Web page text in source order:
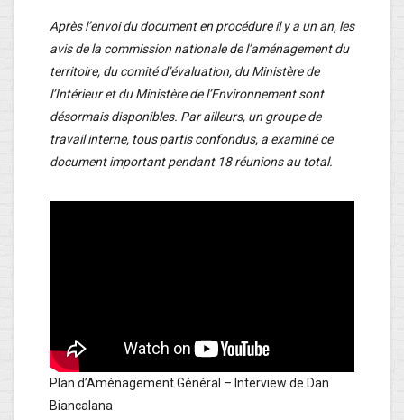
Après l’envoi du document en procédure il y a un an, les
avis de la commission nationale de l’aménagement du
territoire, du comité d’évaluation, du Ministère de
l’Intérieur et du Ministère de l’Environnement sont
désormais disponibles. Par ailleurs, un groupe de
travail interne, tous partis confondus, a examiné ce
document important pendant 18 réunions au total.
Plan d’Aménagement Général – Interview de Dan
Biancalana